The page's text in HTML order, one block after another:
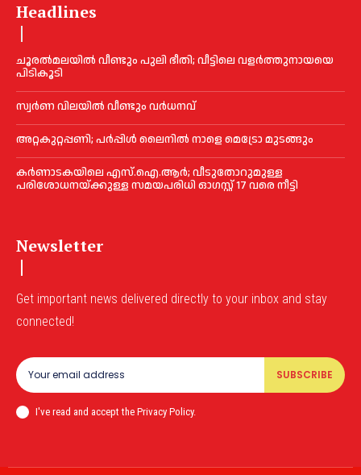
Headlines
ചൂരല്‍മലയില്‍ വീണ്ടും പുലി ഭീതി; വീട്ടിലെ വളര്‍ത്തുനായയെ
പിടികൂടി
സ്വർണ വിലയില്‍ വീണ്ടും വർധനവ്
അറ്റകുറ്റപ്പണി; പർപ്പിൾ ലൈനില്‍ നാളെ മെട്രോ മുടങ്ങും
കർണാടകയിലെ എസ്.ഐ.ആർ; വീടുതോറുമുള്ള
പരിശോധനയ്ക്കുള്ള സമയപരിധി ഓഗസ്റ്റ് 17 വരെ നീട്ടി
Newsletter
Get important news delivered directly to your inbox and stay
connected!
SUBSCRIBE
I've read and accept the Privacy Policy.